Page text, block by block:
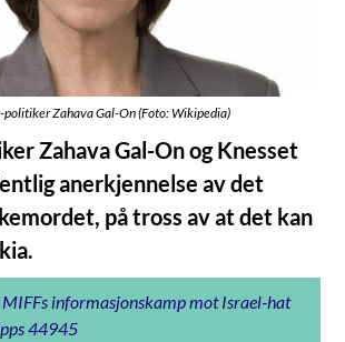
Zahava Gal-On (Foto: Wikipedia)
Zahava Gal-On og Knesset
anerkjennelse av det
på tross av at det kan
MIFFs informasjonskamp mot Israel-hat
44945